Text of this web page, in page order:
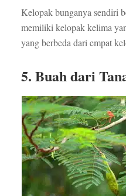
Kelopak bunganya sendiri
memiliki kelopak kelima
yang berbeda dari empat
5. Buah dari